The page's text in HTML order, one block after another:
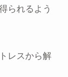
られるよう
レスから解